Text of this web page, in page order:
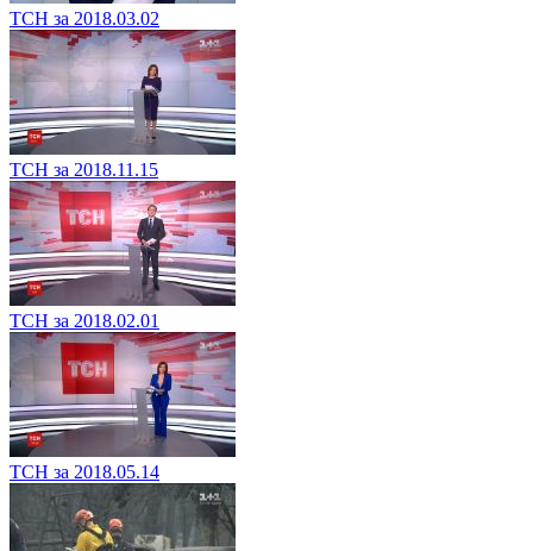
ТСН за 2018.03.02
ТСН за 2018.11.15
ТСН за 2018.02.01
ТСН за 2018.05.14